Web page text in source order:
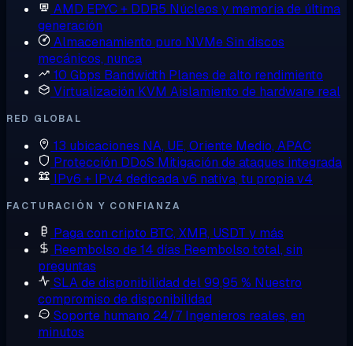
AMD EPYC + DDR5 Núcleos y memoria de última
generación
Almacenamiento puro NVMeSin discos
mecánicos, nunca
10 Gbps Bandwidth Planes de alto rendimiento
Virtualización KVM Aislamiento de hardware real
RED GLOBAL
13 ubicaciones NA, UE, Oriente Medio, APAC
Protección DDoS Mitigación de ataques integrada
IPv6 + IPv4 dedicadav6 nativa, tu propia v4
FACTURACIÓN Y CONFIANZA
Paga con cripto BTC, XMR, USDT y más
Reembolso de 14 días Reembolso total, sin
preguntas
SLA de disponibilidad del 99,95 % Nuestro
compromiso de disponibilidad
Soporte humano 24/7 Ingenieros reales, en
minutos